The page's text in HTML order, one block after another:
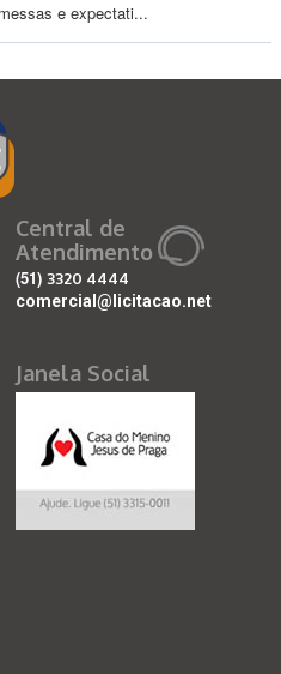
e expectati...
Central de
Atendimento
(51) 3320 4444
comercial@licitacao.net
Janela Social